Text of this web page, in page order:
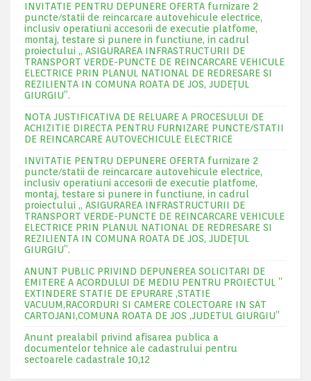
INVITATIE PENTRU DEPUNERE OFERTA furnizare 2
puncte/statii de reincarcare autovehicule electrice,
inclusiv operatiuni accesorii de executie platfome,
montaj, testare si punere in functiune, in cadrul
proiectului „ ASIGURAREA INFRASTRUCTURII DE
TRANSPORT VERDE-PUNCTE DE REINCARCARE VEHICULE
ELECTRICE PRIN PLANUL NATIONAL DE REDRESARE SI
REZILIENTA IN COMUNA ROATA DE JOS, JUDEŢUL
GIURGIU”.
NOTA JUSTIFICATIVA DE RELUARE A PROCESULUI DE
ACHIZITIE DIRECTA PENTRU FURNIZARE PUNCTE/STATII
DE REINCARCARE AUTOVECHICULE ELECTRICE
INVITATIE PENTRU DEPUNERE OFERTA furnizare 2
puncte/statii de reincarcare autovehicule electrice,
inclusiv operatiuni accesorii de executie platfome,
montaj, testare si punere in functiune, in cadrul
proiectului „ ASIGURAREA INFRASTRUCTURII DE
TRANSPORT VERDE-PUNCTE DE REINCARCARE VEHICULE
ELECTRICE PRIN PLANUL NATIONAL DE REDRESARE SI
REZILIENTA IN COMUNA ROATA DE JOS, JUDEŢUL
GIURGIU”.
ANUNT PUBLIC PRIVIND DEPUNEREA SOLICITARI DE
EMITERE A ACORDULUI DE MEDIU PENTRU PROIECTUL ”
EXTINDERE STATIE DE EPURARE ,STATIE
VACUUM,RACORDURI SI CAMERE COLECTOARE IN SAT
CARTOJANI,COMUNA ROATA DE JOS ,JUDETUL GIURGIU”
Anunt prealabil privind afisarea publica a
documentelor tehnice ale cadastrului pentru
sectoarele cadastrale 10,12